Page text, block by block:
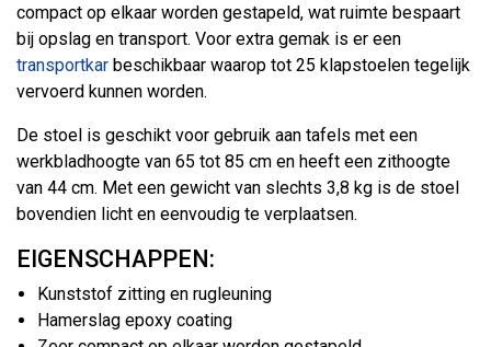
compact op elkaar worden gestapeld, wat ruimte bespaart
bij opslag en transport. Voor extra gemak is er een
transportkar beschikbaar waarop tot 25 klapstoelen tegelijk
vervoerd kunnen worden.
De stoel is geschikt voor gebruik aan tafels met een
werkbladhoogte van 65 tot 85 cm en heeft een zithoogte
van 44 cm. Met een gewicht van slechts 3,8 kg is de stoel
bovendien licht en eenvoudig te verplaatsen.
EIGENSCHAPPEN:
Kunststof zitting en rugleuning
Hamerslag epoxy coating